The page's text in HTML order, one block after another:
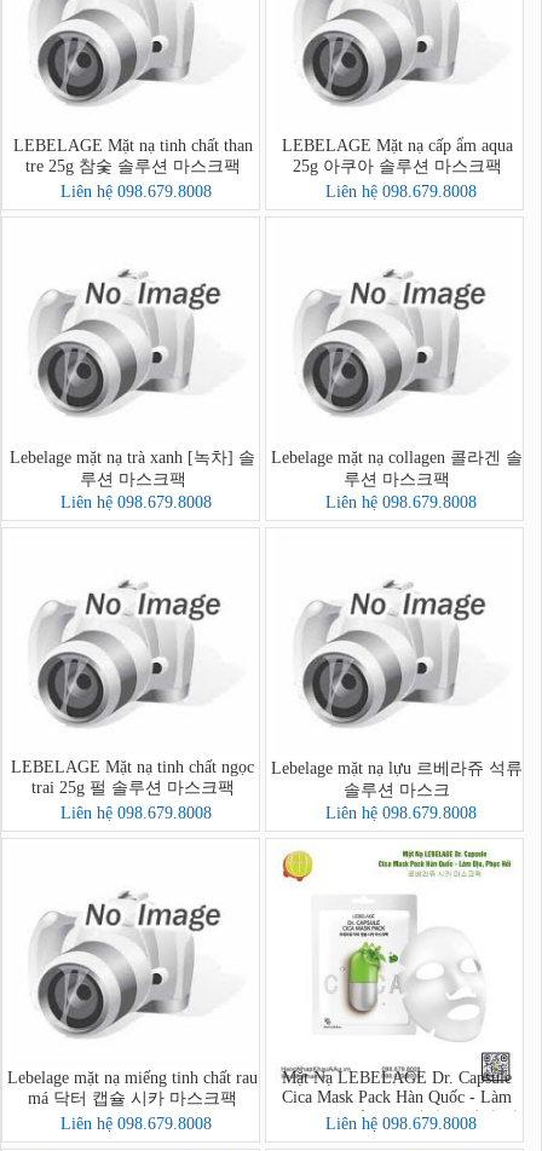
LEBELAGE Mặt nạ tinh chất than
tre 25g 참숯 솔루션 마스크팩
Liên hệ 098.679.8008
LEBELAGE Mặt nạ cấp ẩm aqua
25g 아쿠아 솔루션 마스크팩
Liên hệ 098.679.8008
Lebelage mặt nạ trà xanh [녹차] 솔
루션 마스크팩
Liên hệ 098.679.8008
Lebelage mặt nạ collagen 콜라겐 솔
루션 마스크팩
Liên hệ 098.679.8008
LEBELAGE Mặt nạ tinh chất ngọc
trai 25g 펄 솔루션 마스크팩
Liên hệ 098.679.8008
Lebelage mặt nạ lựu 르베라쥬 석류
솔루션 마스크
Liên hệ 098.679.8008
Lebelage mặt nạ miếng tinh chất rau
má 닥터 캡슐 시카 마스크팩
Liên hệ 098.679.8008
Mặt Nạ LEBELAGE Dr. Capsule
Cica Mask Pack Hàn Quốc - Làm
Dịu, Phục Hồi - 르베라쥬 시카 마
스크팩
Liên hệ 098.679.8008